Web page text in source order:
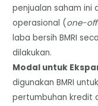
penjualan saham
operasional (one-
laba bersih BMRI
dilakukan.
​Modal untuk
digunakan BMRI
pertumbuhan kredit